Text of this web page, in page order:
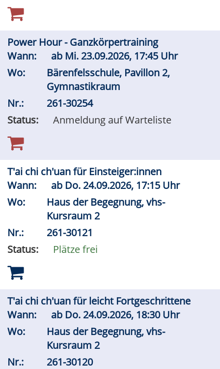
Power Hour - Ganzkörpertraining
Wann:
ab Mi. 23.09.2026, 17:45 Uhr
Wo:
Bärenfelsschule, Pavillon 2,
Gymnastikraum
Nr.:
261-30254
Status:
Anmeldung auf Warteliste
T'ai chi ch'uan für Einsteiger:innen
Wann:
ab Do. 24.09.2026, 17:15 Uhr
Wo:
Haus der Begegnung, vhs-
Kursraum 2
Nr.:
261-30121
Status:
Plätze frei
T'ai chi ch'uan für leicht Fortgeschrittene
Wann:
ab Do. 24.09.2026, 18:30 Uhr
Wo:
Haus der Begegnung, vhs-
Kursraum 2
Nr.:
261-30120